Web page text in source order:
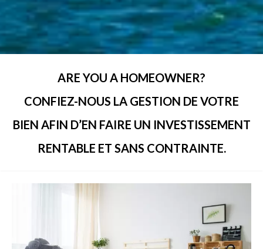
ARE YOU A HOMEOWNER?
CONFIEZ-NOUS LA GESTION DE VOTRE
BIEN AFIN D’EN FAIRE UN INVESTISSEMENT
RENTABLE ET SANS CONTRAINTE.